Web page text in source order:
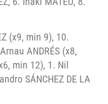
(x9, min 9), 10.
ANDRÉS (x8,
min 12), 1. Nil
SÁNCHEZ DE LA